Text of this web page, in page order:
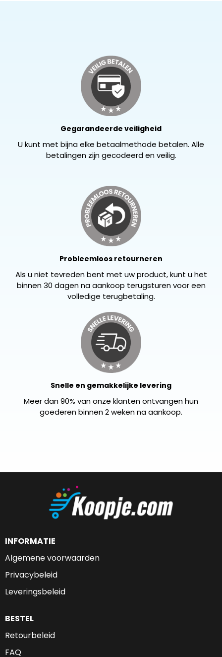
Gegarandeerde veiligheid
U kunt met bijna elke betaalmethode betalen. Alle
betalingen zijn gecodeerd en veilig.
Probleemloos retourneren
Als u niet tevreden bent met uw product, kunt u het
binnen 30 dagen na aankoop terugsturen voor een
volledige terugbetaling.
Snelle en gemakkelijke levering
Meer dan 90% van onze klanten ontvangen hun
goederen binnen 2 weken na aankoop.
INFORMATIE
Algemene voorwaarden
Privacybeleid
Leveringsbeleid
BESTEL
Retourbeleid
FAQ